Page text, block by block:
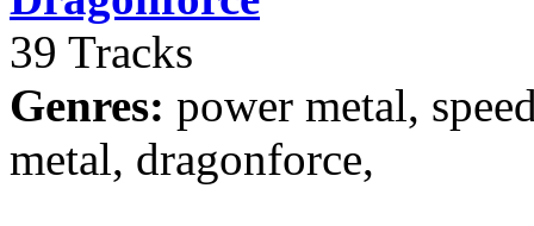
39 Tracks
Genres: power metal,
metal, dragonforce,